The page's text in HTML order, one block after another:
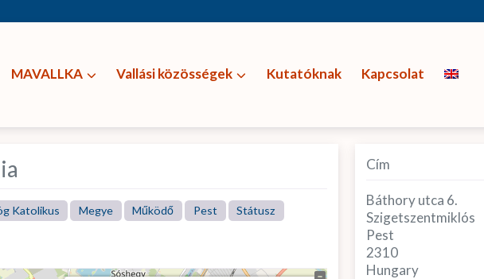
MAVALLKA Vallási közösségek Kutatóknak Kapcsolat
Katolikus Megye Működő Pest Státusz
Cím
Báthory utca 6.
Szigetszentmiklós
Pest
2310
Hungary